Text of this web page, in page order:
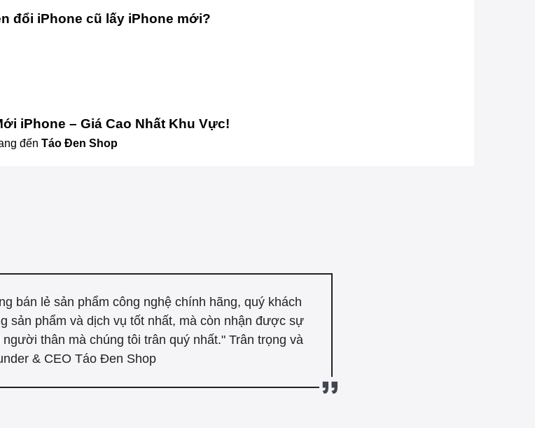
đổi iPhone cũ lấy iPhone mới?
iPhone – Giá Cao Nhất Khu Vực!
đến Táo Đen Shop
bán lẻ sản phẩm công nghệ chính hãng, quý khách
sản phẩm và dịch vụ tốt nhất, mà còn nhận được sự
thân mà chúng tôi trân quý nhất." Trân trọng và
& CEO Táo Đen Shop